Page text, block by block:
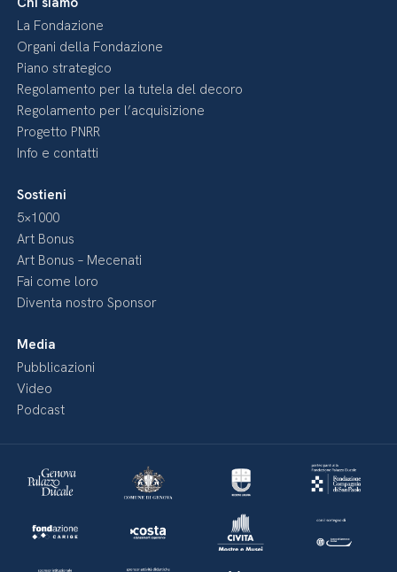
La Fondazione
Organi della Fondazione
Piano strategico
Regolamento per la tutela del decoro
Regolamento per l’acquisizione
Progetto PNRR
Info e contatti
Sostieni
5×1000
Art Bonus
Art Bonus – Mecenati
Fai come loro
Diventa nostro Sponsor
Media
Pubblicazioni
Video
Podcast